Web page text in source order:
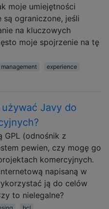
moje umiejętności
ograniczone, jeśli
na kluczowych
moje spojrzenie na tę
management
experience
Javy do
GPL (odnośnik z
pewien, czy mogę go
komercyjnych.
napisaną w
ją do celów
to nielegalne?